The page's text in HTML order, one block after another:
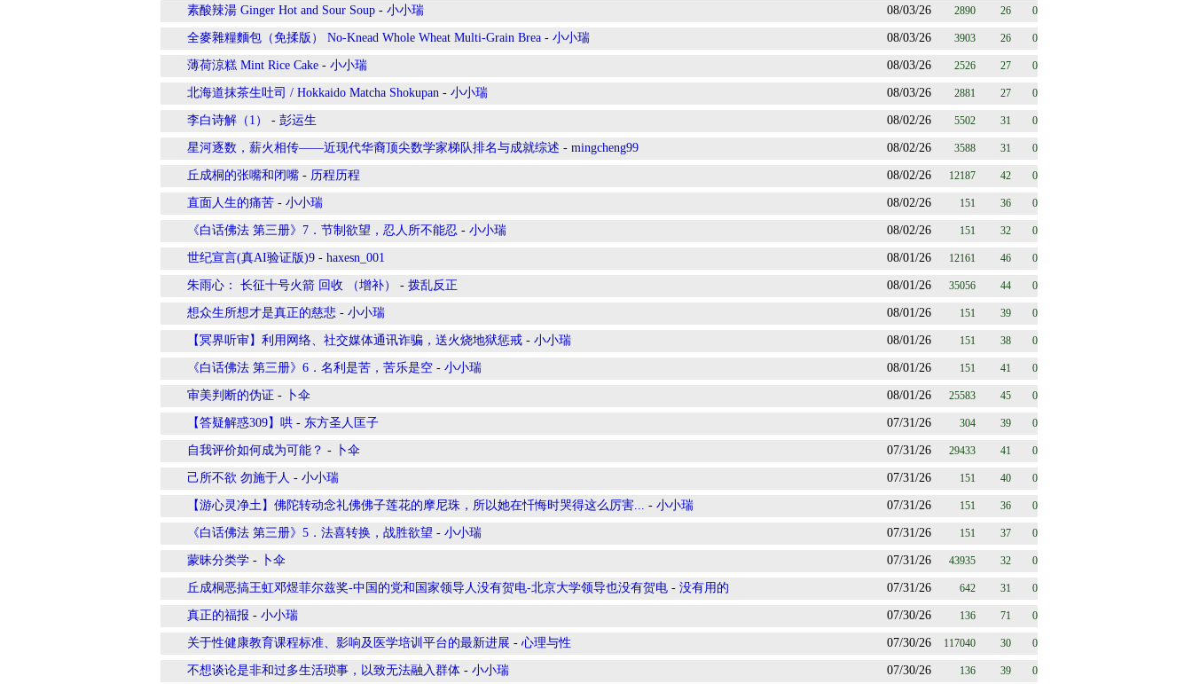
素酸辣湯 Ginger Hot and Sour Soup - 小小瑞 08/03/26 2890 26 0
全麥雜糧麵包（免揉版） No-Knead Whole Wheat Multi-Grain Brea - 小小瑞 08/03/26 3903 26 0
薄荷涼糕 Mint Rice Cake - 小小瑞 08/03/26 2526 27 0
北海道抹茶生吐司 / Hokkaido Matcha Shokupan - 小小瑞 08/03/26 2881 27 0
李白诗解（1） - 彭运生 08/02/26 5502 31 0
星河逐数，薪火相传——近现代华裔顶尖数学家梯队排名与成就综述 - mingcheng99 08/02/26 3588 31 0
丘成桐的张嘴和闭嘴 - 历程历程 08/02/26 12187 42 0
直面人生的痛苦 - 小小瑞 08/02/26 151 36 0
《白话佛法 第三册》7．节制欲望，忍人所不能忍 - 小小瑞 08/02/26 151 32 0
世纪宣言(真AI验证版)9 - haxesn_001 08/01/26 12161 46 0
朱雨心： 长征十号火箭 回收 （增补） - 拨乱反正 08/01/26 35056 44 0
想众生所想才是真正的慈悲 - 小小瑞 08/01/26 151 39 0
【冥界听审】利用网络、社交媒体通讯诈骗，送火烧地狱惩戒 - 小小瑞 08/01/26 151 38 0
《白话佛法 第三册》6．名利是苦，苦乐是空 - 小小瑞 08/01/26 151 41 0
审美判断的伪证 - 卜伞 08/01/26 25583 45 0
【答疑解惑309】哄 - 东方圣人匡子 07/31/26 304 39 0
自我评价如何成为可能？ - 卜伞 07/31/26 29433 41 0
己所不欲 勿施于人 - 小小瑞 07/31/26 151 40 0
【游心灵净土】佛陀转动念礼佛佛子莲花的摩尼珠，所以她在忏悔时哭得这么厉害... - 小小瑞 07/31/26 151 36 0
《白话佛法 第三册》5．法喜转换，战胜欲望 - 小小瑞 07/31/26 151 37 0
蒙昧分类学 - 卜伞 07/31/26 43935 32 0
丘成桐恶搞王虹邓煜菲尔兹奖-中国的党和国家领导人没有贺电-北京大学领导也没有贺电 - 没有用的 07/31/26 642 31 0
真正的福报 - 小小瑞 07/30/26 136 71 0
关于性健康教育课程标准、影响及医学培训平台的最新进展 - 心理与性 07/30/26 117040 30 0
不想谈论是非和过多生活琐事，以致无法融入群体 - 小小瑞 07/30/26 136 39 0